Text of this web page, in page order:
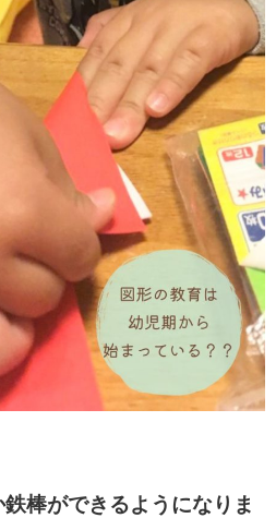
棒ができるようになりま